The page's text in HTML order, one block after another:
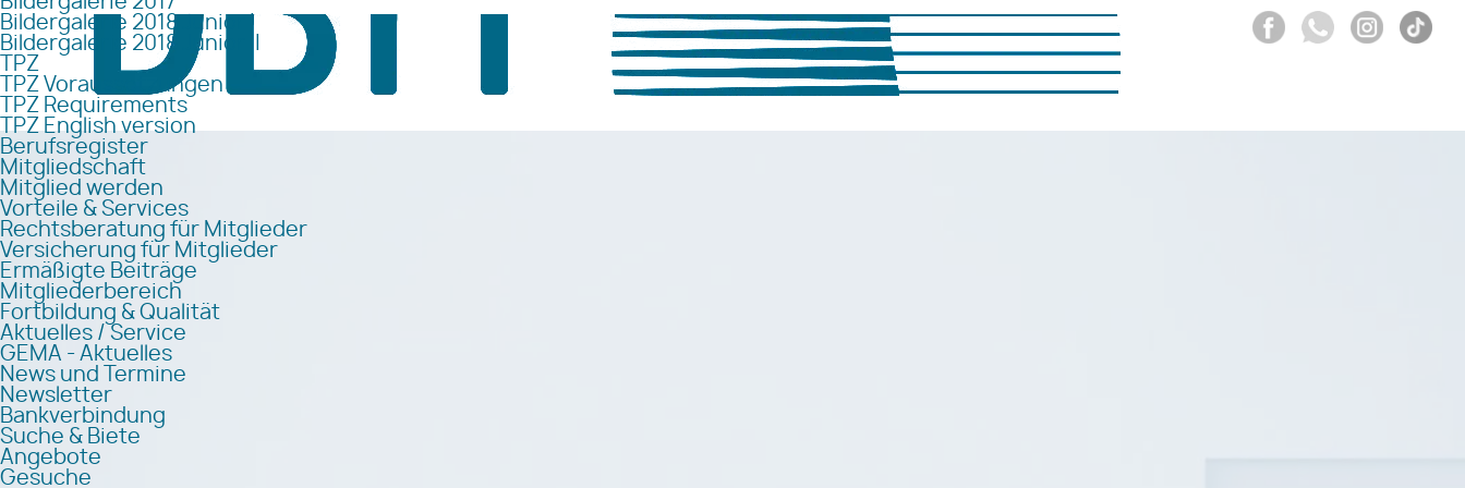
Bildergalerie 2018 Junior I
Bildergalerie 2018 Junior II
TPZ
TPZ Voraussetzungen
TPZ Requirements
TPZ English version
Berufsregister
Mitgliedschaft
Mitglied werden
Vorteile & Services
Rechtsberatung für Mitglieder
Versicherung für Mitglieder
Ermäßigte Beiträge
Mitgliederbereich
Fortbildung & Qualität
Aktuelles / Service
GEMA - Aktuelles
News und Termine
Newsletter
Bankverbindung
Suche & Biete
Angebote
Gesuche